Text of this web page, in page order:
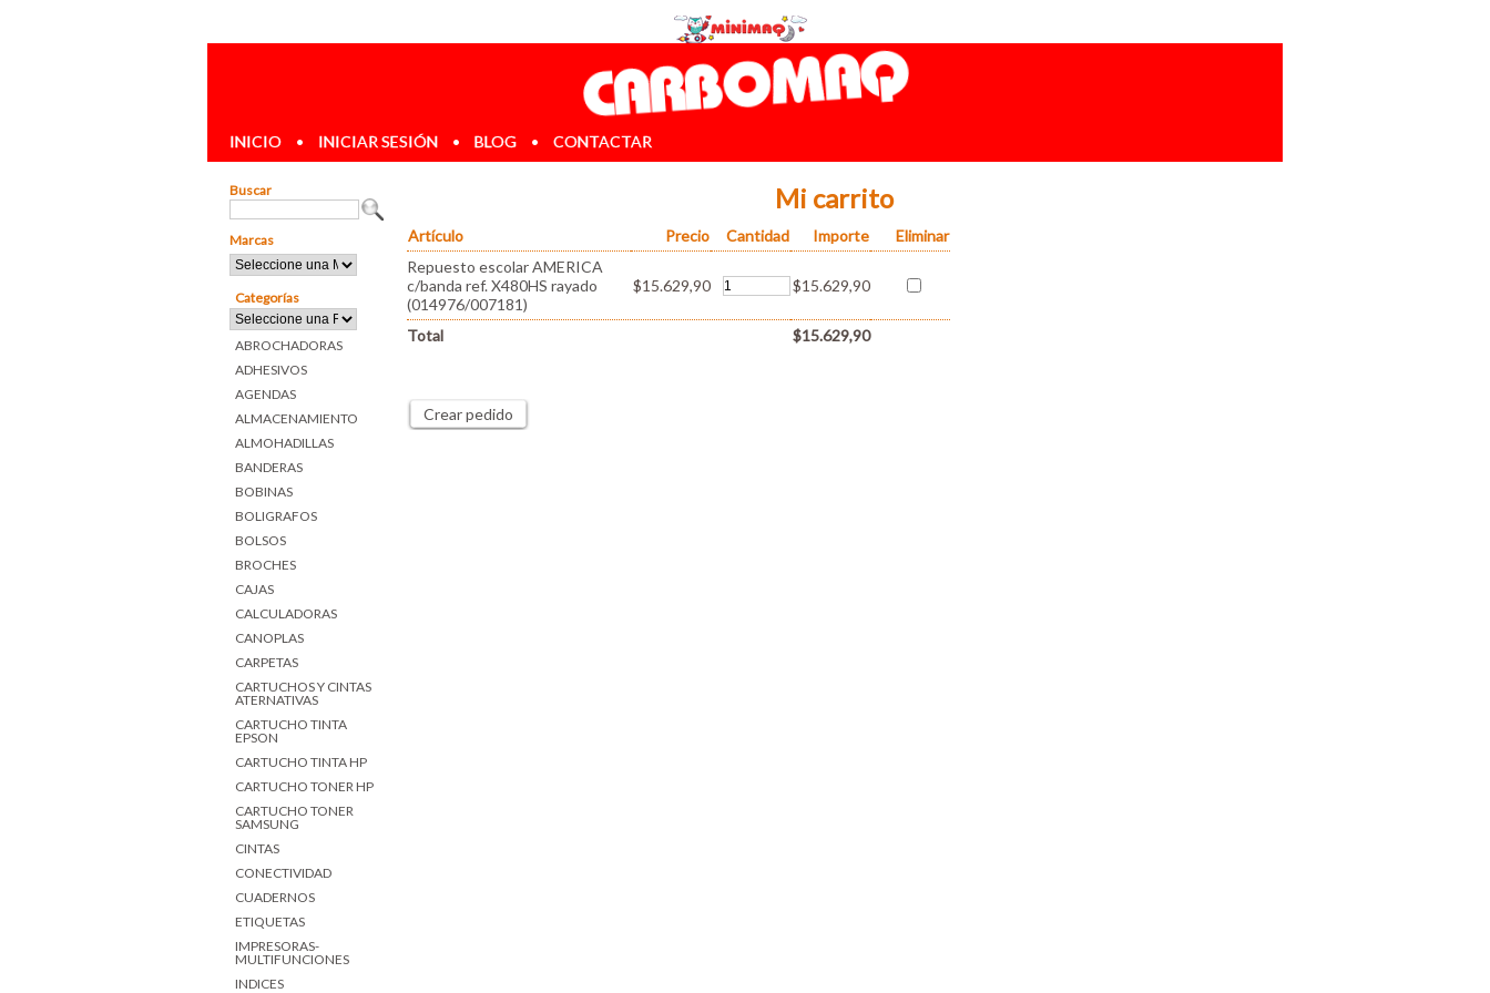
INICIO • INICIAR SESIÓN • BLOG • CONTACTAR
Buscar
Marcas
Categorías
ABROCHADORAS
ADHESIVOS
AGENDAS
ALMACENAMIENTO
ALMOHADILLAS
BANDERAS
BOBINAS
BOLIGRAFOS
BOLSOS
BROCHES
CAJAS
CALCULADORAS
CANOPLAS
CARPETAS
CARTUCHOS Y CINTAS
ATERNATIVAS
CARTUCHO TINTA
EPSON
CARTUCHO TINTA HP
CARTUCHO TONER HP
CARTUCHO TONER
SAMSUNG
CINTAS
CONECTIVIDAD
CUADERNOS
ETIQUETAS
IMPRESORAS-
MULTIFUNCIONES
INDICES
Mi carrito
Artículo Precio Cantidad Importe
Eliminar
Repuesto escolar AMERICA
c/banda ref. X480HS rayado
(014976/007181)
$15.629,90 $15.629,90
Total $15.629,90
Crear pedido